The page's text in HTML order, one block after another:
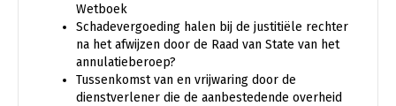
Wetboek
Schadevergoeding halen bij de justitiële rechter
na het afwijzen door de Raad van State van het
annulatieberoep?
Tussenkomst van en vrijwaring door de
dienstverlener die de aanbestedende overheid